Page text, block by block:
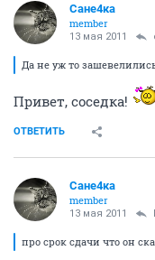
Сане4ка
member
13 мая 2011
Да не уж то зашевелились
Привет, соседка!
ОТВЕТИТЬ
Сане4ка
member
13 мая 2011
про срок сдачи что он